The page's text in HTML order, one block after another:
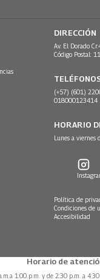
DIRECCIÓN
Av. El Dorado
Código Postal:
(+57) (601)
018000123414
HORARIO
Lunes a viernes
Política de
Condiciones de
Accesibilidad
Horario de
1:00 p.m. y de 2:30 p.m. a 4:30